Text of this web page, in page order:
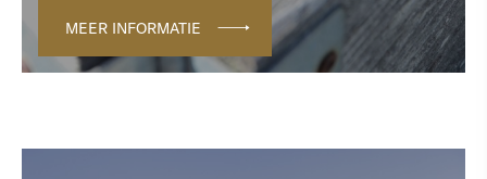
MEER INFORMATIE